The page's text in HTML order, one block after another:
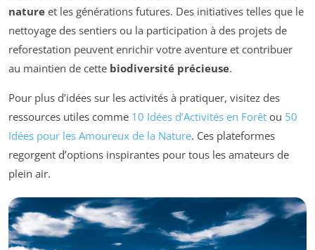
nature et les générations futures. Des initiatives telles que le
nettoyage des sentiers ou la participation à des projets de
reforestation peuvent enrichir votre aventure et contribuer
au maintien de cette biodiversité précieuse.
Pour plus d’idées sur les activités à pratiquer, visitez des
ressources utiles comme 10 Idées d’Activités en Forêt ou 50
Idées pour les Amoureux de la Nature. Ces plateformes
regorgent d’options inspirantes pour tous les amateurs de
plein air.